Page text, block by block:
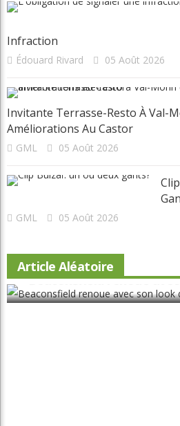
Infraction
Édouard Rivard 05 Août 2026
Invitante Terrasse-Resto À Val-
Améliorations Au Castor
GML 05 Août 2026
GML 05 Août 2026
Article Aléatoire
Beaconsfield renoue